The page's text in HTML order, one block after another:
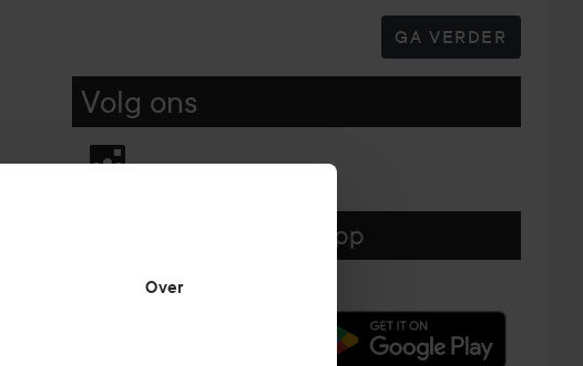
Over
GA VERDER
Volg ons
Download hier onze app